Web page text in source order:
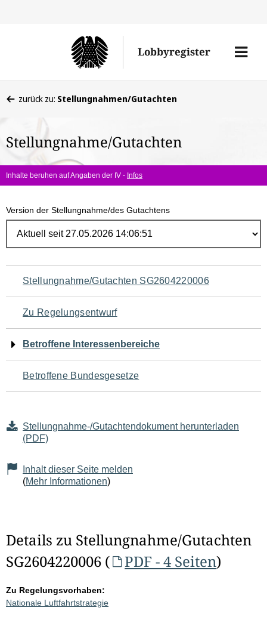
Lobbyregister
Menü
befinden
hier:
zurück zu: Stellungnahmen/Gutachten
Stellungnahme/Gutachten
Inhalte beruhen auf Angaben der IV - Infos
Version der Stellungnahme/des Gutachtens
Navigation
für
den
Seiteninhalt
Stellungnahme/Gutachten SG2604220006
Zu Regelungsentwurf
Betroffene Interessenbereiche
Betroffene Bundesgesetze
Stellungnahme-/Gutachtendokument herunterladen
(PDF)
Inhalt dieser Seite melden
(Mehr Informationen)
Details zu Stellungnahme/Gutachten
SG2604220006 (
PDF - 4 Seiten)
Zu Regelungsvorhaben:
Nationale Luftfahrtstrategie